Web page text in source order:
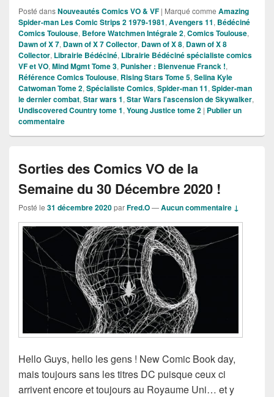
Posté dansNouveautés Comics VO & VF | Marqué comme Amazing
Spider-man Les Comic Strips 2 1979-1981, Avengers 11, Bédéciné
Comics Toulouse, Before Watchmen Intégrale 2, Comics Toulouse,
Dawn of X 7, Dawn of X 7 Collector, Dawn of X 8, Dawn of X 8
Collector, Librairie Bédéciné, Librairie Bédéciné spécialiste comics
VF et VO, Mind Mgmt Tome 3, Punisher : Bienvenue Franck !,
Référence Comics Toulouse, Rising Stars Tome 5, Selina Kyle
Catwoman Tome 2, Spécialiste Comics, Spider-man 11, Spider-man
le dernier combat, Star wars 1, Star Wars l'ascension de Skywalker,
Undiscovered Country tome 1, Young Justice tome 2 | Publier un
commentaire
Sorties des Comics VO de la
Semaine du 30 Décembre 2020 !
Posté le 31 décembre 2020parFred.O—Aucun commentaire ↓
Hello Guys, hello les gens ! New Comic Book day,
mais toujours sans les titres DC puisque ceux ci
arrivent encore et toujours au Royaume Uni… et y